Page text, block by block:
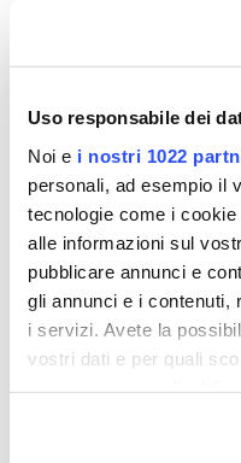
Uso responsabile dei
Noi e i nostri 1022
personali, ad esempio il
tecnologie come i
alle informazioni sul
pubblicare annunci e
gli annunci e i contenuti,
i servizi. Avete la
vostri dati e per quali
modificare o revocare il
B&G WS320 Wireless